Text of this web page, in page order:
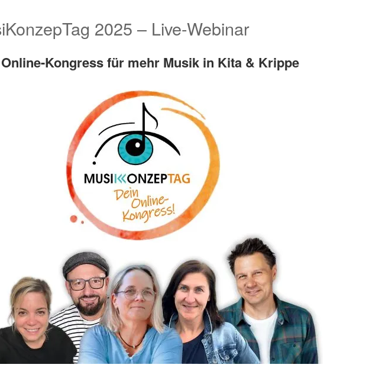
2025 – Live-Webinar
Kongress für mehr Musik in Kita & Krippe